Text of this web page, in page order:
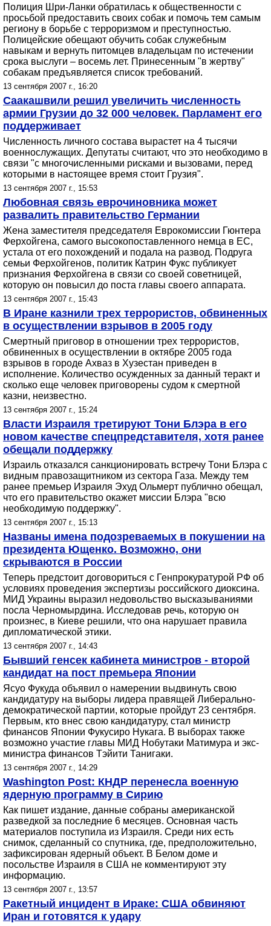
Полиция Шри-Ланки обратилась к общественности с
просьбой предоставить своих собак и помочь тем самым
региону в борьбе с терроризмом и преступностью.
Полицейские обещают обучить собак служебным
навыкам и вернуть питомцев владельцам по истечении
срока выслуги – восемь лет. Принесенным "в жертву"
собакам предъявляется список требований.
13 сентября 2007 г., 16:20
Саакашвили решил увеличить численность
армии Грузии до 32 000 человек. Парламент его
поддерживает
Численность личного состава вырастет на 4 тысячи
военнослужащих. Депутаты считают, что это необходимо в
связи "с многочисленными рисками и вызовами, перед
которыми в настоящее время стоит Грузия".
13 сентября 2007 г., 15:53
Любовная связь еврочиновника может
развалить правительство Германии
Жена заместителя председателя Еврокомиссии Гюнтера
Ферхойгена, самого высокопоставленного немца в ЕС,
устала от его похождений и подала на развод. Подруга
семьи Ферхойгенов, политик Катрин Фукс публикует
признания Ферхойгена в связи со своей советницей,
которую он повысил до поста главы своего аппарата.
13 сентября 2007 г., 15:43
В Иране казнили трех террористов, обвиненных
в осуществлении взрывов в 2005 году
Смертный приговор в отношении трех террористов,
обвиненных в осуществлении в октябре 2005 года
взрывов в городе Ахваз в Хузестан приведен в
исполнение. Количество осужденных за данный теракт и
сколько еще человек приговорены судом к смертной
казни, неизвестно.
13 сентября 2007 г., 15:24
Власти Израиля третируют Тони Блэра в его
новом качестве спецпредставителя, хотя ранее
обещали поддержку
Израиль отказался санкционировать встречу Тони Блэра с
видным правозащитником из сектора Газа. Между тем
ранее премьер Израиля Эхуд Ольмерт публично обещал,
что его правительство окажет миссии Блэра "всю
необходимую поддержку".
13 сентября 2007 г., 15:13
Названы имена подозреваемых в покушении на
президента Ющенко. Возможно, они
скрываются в России
Теперь предстоит договориться с Генпрокуратурой РФ об
условиях проведения экспертизы российского диоксина.
МИД Украины выразил недовольство высказываниями
посла Черномырдина. Исследовав речь, которую он
произнес, в Киеве решили, что она нарушает правила
дипломатической этики.
13 сентября 2007 г., 14:43
Бывший генсек кабинета министров - второй
кандидат на пост премьера Японии
Ясуо Фукуда объявил о намерении выдвинуть свою
кандидатуру на выборы лидера правящей Либерально-
демократической партии, которые пройдут 23 сентября.
Первым, кто внес свою кандидатуру, стал министр
финансов Японии Фукусиро Нукага. В выборах также
возможно участие главы МИД Нобутаки Матимура и экс-
министра финансов Тэйити Танигаки.
13 сентября 2007 г., 14:29
Washington Post: КНДР перенесла военную
ядерную программу в Сирию
Как пишет издание, данные собраны американской
разведкой за последние 6 месяцев. Основная часть
материалов поступила из Израиля. Среди них есть
снимок, сделанный со спутника, где, предположительно,
зафиксирован ядерный объект. В Белом доме и
посольстве Израиля в США не комментируют эту
информацию.
13 сентября 2007 г., 13:57
Ракетный инцидент в Ираке: США обвиняют
Иран и готовятся к удару